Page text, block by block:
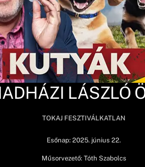
LÁSZLÓ
TOKAJ FESZTIVÁLKATLAN
Esőnap: 2025. június 22.
Műsorvezető: Tóth Szabolcs